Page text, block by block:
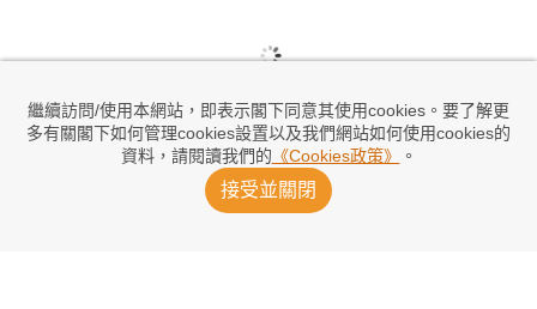
繼續訪問/使用本網站，即表示閣下同意其使用cookies。要了解更
多有關閣下如何管理cookies設置以及我們網站如何使用cookies的
資料，請閱讀我們的 《Cookies政策》 。
接受並關閉